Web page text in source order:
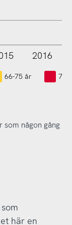
L 2016
66-75 år
som någon gång
här en